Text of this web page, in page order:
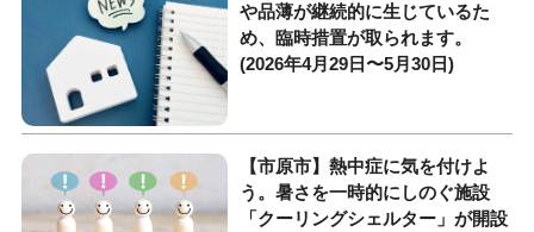
や品薄が継続的に生じているた
め、臨時措置が取られます。
(2026年4月29日〜5月30日)
【市原市】熱中症に気を付けよ
う。暑さを一時的にしのぐ施設
「クーリングシェルター」が開設